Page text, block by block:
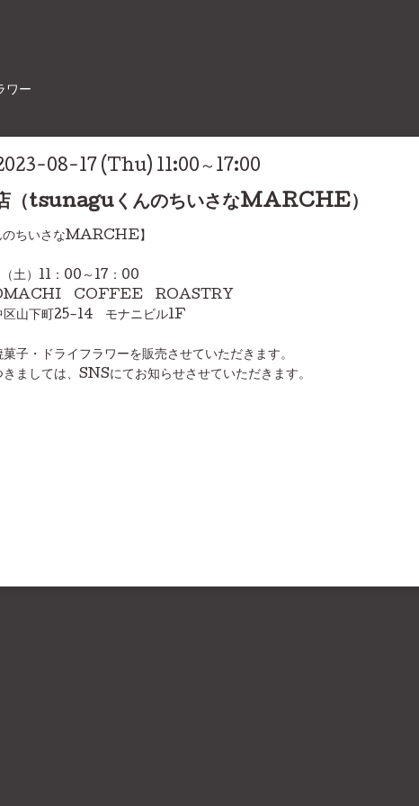
ワー
08-17 (Thu) 11:00～17:00
（tsunaguくんのちいさなMARCHE）
ちいさなMARCHE】
土）11：00～17：00
COFFEE ROASTRY
下町25-14 モナニビル1F
子・ドライフラワーを販売させていただきます。
ましては、SNSにてお知らせさせていただきます。